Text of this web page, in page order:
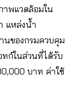
าพแวดล้อมใน
แหล่งน้ำ
นของกรมควบคุม
ก์ในส่วนที่ได้รับ
บาท ค่าใช้